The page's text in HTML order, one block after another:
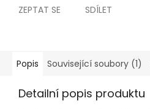
ZEPTAT SE SDÍLET
Popis Související soubory (1)
Detailní popis produktu